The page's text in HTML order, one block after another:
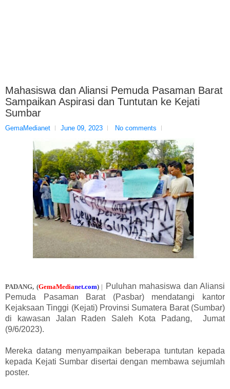
Mahasiswa dan Aliansi Pemuda Pasaman Barat
Sampaikan Aspirasi dan Tuntutan ke Kejati
Sumbar
GemaMedianet June 09, 2023 No comments
PADANG, (GemaMedianet.com) | Puluhan mahasiswa dan Aliansi
Pemuda Pasaman Barat (Pasbar) mendatangi kantor
Kejaksaan Tinggi (Kejati) Provinsi Sumatera Barat (Sumbar)
di kawasan Jalan Raden Saleh Kota Padang, Jumat
(9/6/2023).
Mereka datang menyampaikan beberapa tuntutan kepada
kepada Kejati Sumbar disertai dengan membawa sejumlah
poster.